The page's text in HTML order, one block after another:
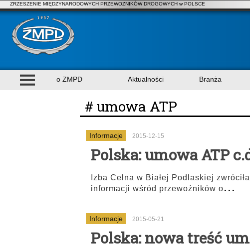
ZRZESZENIE MIĘDZYNARODOWYCH PRZEWOZNIKÓW DROGOWYCH w POLSCE
o ZMPD Aktualności Branża
# umowa ATP
Informacje 2015-12-15
Polska: umowa ATP
Izba Celna w Białej Podlaskiej
informacji wśród przewoźników o...
Informacje 2015-05-21
Polska: nowa treść